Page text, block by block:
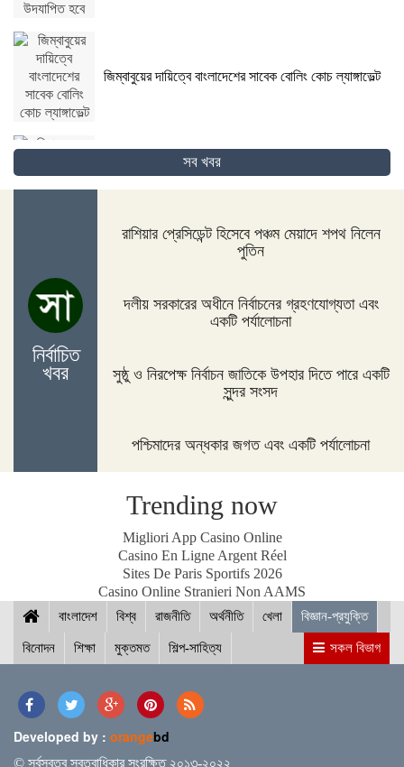
জিম্বাবুয়ের দায়িত্বে বাংলাদেশের সাবেক বোলিং কোচ ল্যাঙ্গাভেল্ট
দিনাজপুরের ফুলবাড়ীতে সড়ক দুর্ঘটনায় দু’জন নিহত
পদ্মা সেতুর জন্য বাংলাদেশ বিশ্বে সম্মান পেয়েছে : প্রধানমন্ত্রী
আইসিসি জুন মাসের সেরার দৌড়ে রোহিত-বুমরাহ ও গুরবাজ
স্পিকারের সাথে মালয়েশিয়ার হাউজ অব রিপ্রেজেনটেটিভের
স্পিকারের বৈঠক
ছাত্র-ছাত্রীদের সুনাগরিক হিসেবে গড়ে ওঠার আহ্বান সিমিন
হোসেন রিমির
নড়াইলের চিত্রাপাড়ে চলছে এসএম সুলতান শীর্ষক দুই
সব খবর
নির্বাচিত
খবর
রাশিয়ার প্রেসিডেন্ট হিসেবে পঞ্চম মেয়াদে শপথ নিলেন
পুতিন
দলীয় সরকারের অধীনে নির্বাচনের গ্রহণযোগ্যতা এবং
একটি পর্যালোচনা
সুষ্ঠু ও নিরপেক্ষ নির্বাচন জাতিকে উপহার দিতে পারে একটি
সুন্দর সংসদ
পশ্চিমাদের অন্ধকার জগত এবং একটি পর্যালোচনা
Trending now
Migliori App Casino Online
Casino En Ligne Argent Réel
Sites De Paris Sportifs 2026
Casino Online Stranieri Non AAMS
বাংলাদেশ বিশ্ব রাজনীতি অর্থনীতি খেলা বিজ্ঞান-প্রযুক্তি
বিনোদন শিক্ষা মুক্তমত শিল্প-সাহিত্য সকল বিভাগ
Developed by : orangebd
© সর্বস্বত্ব স্বত্বাধিকার সংরক্ষিত ২০১৩-২০২২